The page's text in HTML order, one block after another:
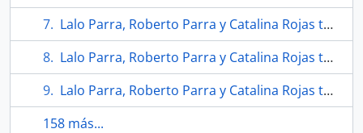
Lalo Parra, Roberto Parra y Catalina Rojas tocando guitarra en un evento
Lalo Parra, Roberto Parra y Catalina Rojas tocando guitarra en un evento
Lalo Parra, Roberto Parra y Catalina Rojas tocando guitarra en un evento
158 más...